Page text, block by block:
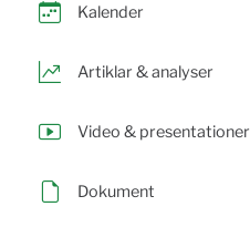
Kalender
Artiklar & analyser
Video & presentationer
Dokument